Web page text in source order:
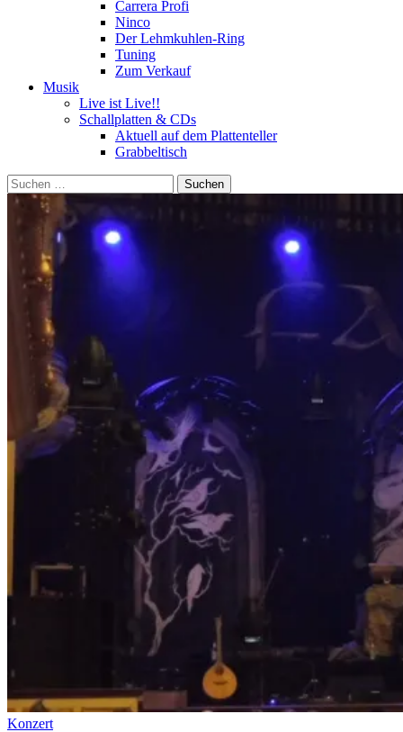
Carrera Profi
Ninco
Der Lehmkuhlen-Ring
Tuning
Zum Verkauf
Musik
Live ist Live!!
Schallplatten & CDs
Aktuell auf dem Plattenteller
Grabbeltisch
Suchen
nach:
Konzert